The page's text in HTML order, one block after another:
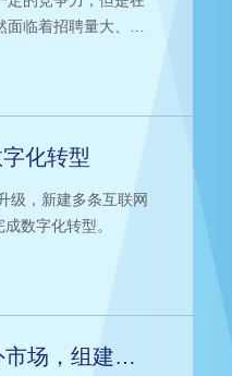
临着招聘量大、点
（招聘流程外包）
化转型
级，新建多条互联网
数字化转型。
场，组建全